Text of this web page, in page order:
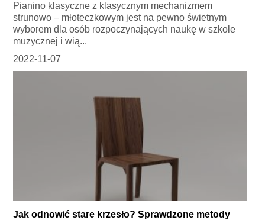
Pianino klasyczne z klasycznym mechanizmem
strunowo – młoteczkowym jest na pewno świetnym
wyborem dla osób rozpoczynających naukę w szkole
muzycznej i wią...
2022-11-07
Jak odnowić stare krzesło? Sprawdzone metody